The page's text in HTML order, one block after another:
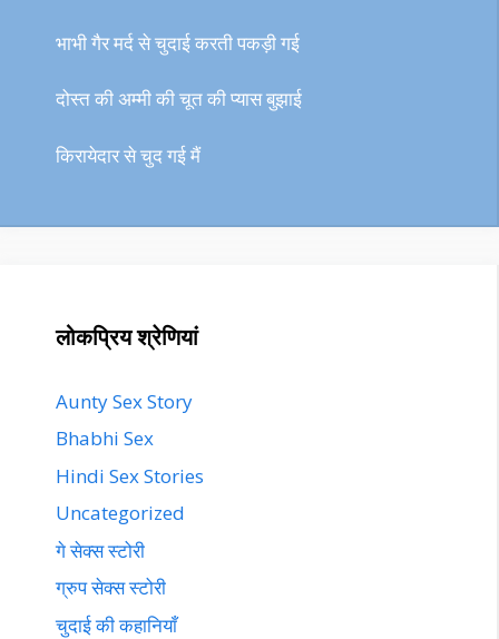
भाभी गैर मर्द से चुदाई करती पकड़ी गई
दोस्त की अम्मी की चूत की प्यास बुझाई
किरायेदार से चुद गई मैं
लोकप्रिय श्रेणियां
Aunty Sex Story
Bhabhi Sex
Hindi Sex Stories
Uncategorized
गे सेक्स स्टोरी
ग्रुप सेक्स स्टोरी
चुदाई की कहानियाँ